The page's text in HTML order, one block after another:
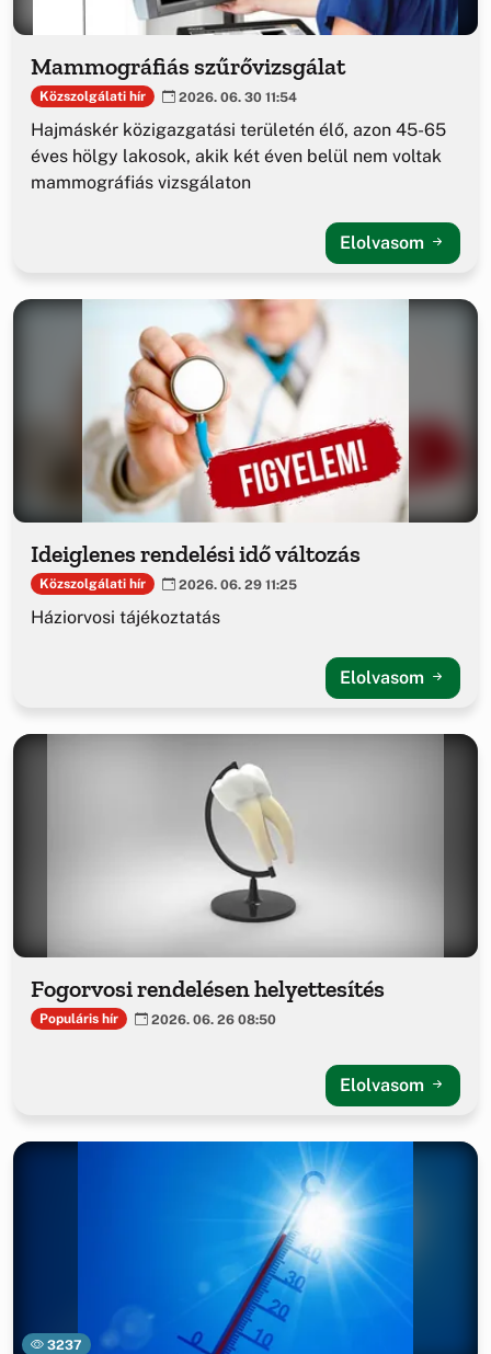
Mammográfiás szűrővizsgálat
Közszolgálati hír 2026. 06. 30 11:54
Hajmáskér közigazgatási területén élő, azon 45-65
éves hölgy lakosok, akik két éven belül nem voltak
mammográfiás vizsgálaton
Elolvasom
Ideiglenes rendelési idő változás
Közszolgálati hír 2026. 06. 29 11:25
Háziorvosi tájékoztatás
Elolvasom
Fogorvosi rendelésen helyettesítés
Populáris hír 2026. 06. 26 08:50
Elolvasom
3237